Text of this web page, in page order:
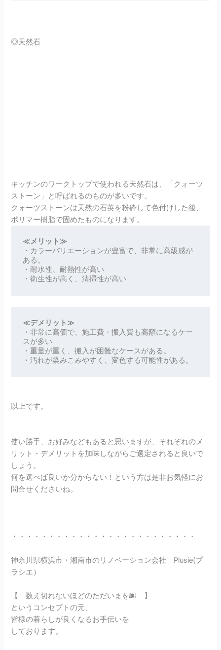
◎天然石
キッチンのワークトップで使われる天然石は、「クォーツ
ストーン」と呼ばれるのものが多いです。
クォーツストーンは天然の石英を粉砕して色付けした後、
ポリマー樹脂で固めたものになります。
≪メリット≫
・カラーバリエーションが豊富で、非常に高級感が
ある。
・耐水性、耐熱性が高い
・衛生性が高く、清掃性が高い
≪デメリット≫
・非常に高価で、施工費・搬入費も高額になるケー
スが多い
・重量が重く、搬入が困難なケースがある。
・汚れが染みこみやすく、変色する可能性がある。
以上です。
使い勝手、お好みなどもあると思いますが、それぞれのメ
リット・デメリットを加味しながらご選定されると良いで
しょう。
何を選べば良いか分からない！という方は是非お気軽にお
問合せくださいね。
・・・・・・・・・・・・・・・・・・・・・・・・・
神奈川県横浜市・湘南市のリノベーション会社 Plusie(プ
ラシエ）
【 数え切れないほどのただいまを🌆 】
というコンセプトの元、
皆様の暮らしが良くなるお手伝いを
しております。